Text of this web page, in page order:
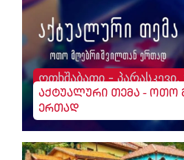
ოთხშაბათი - პარასკევი,
აქტუალური თემა - ოთო
ერთად